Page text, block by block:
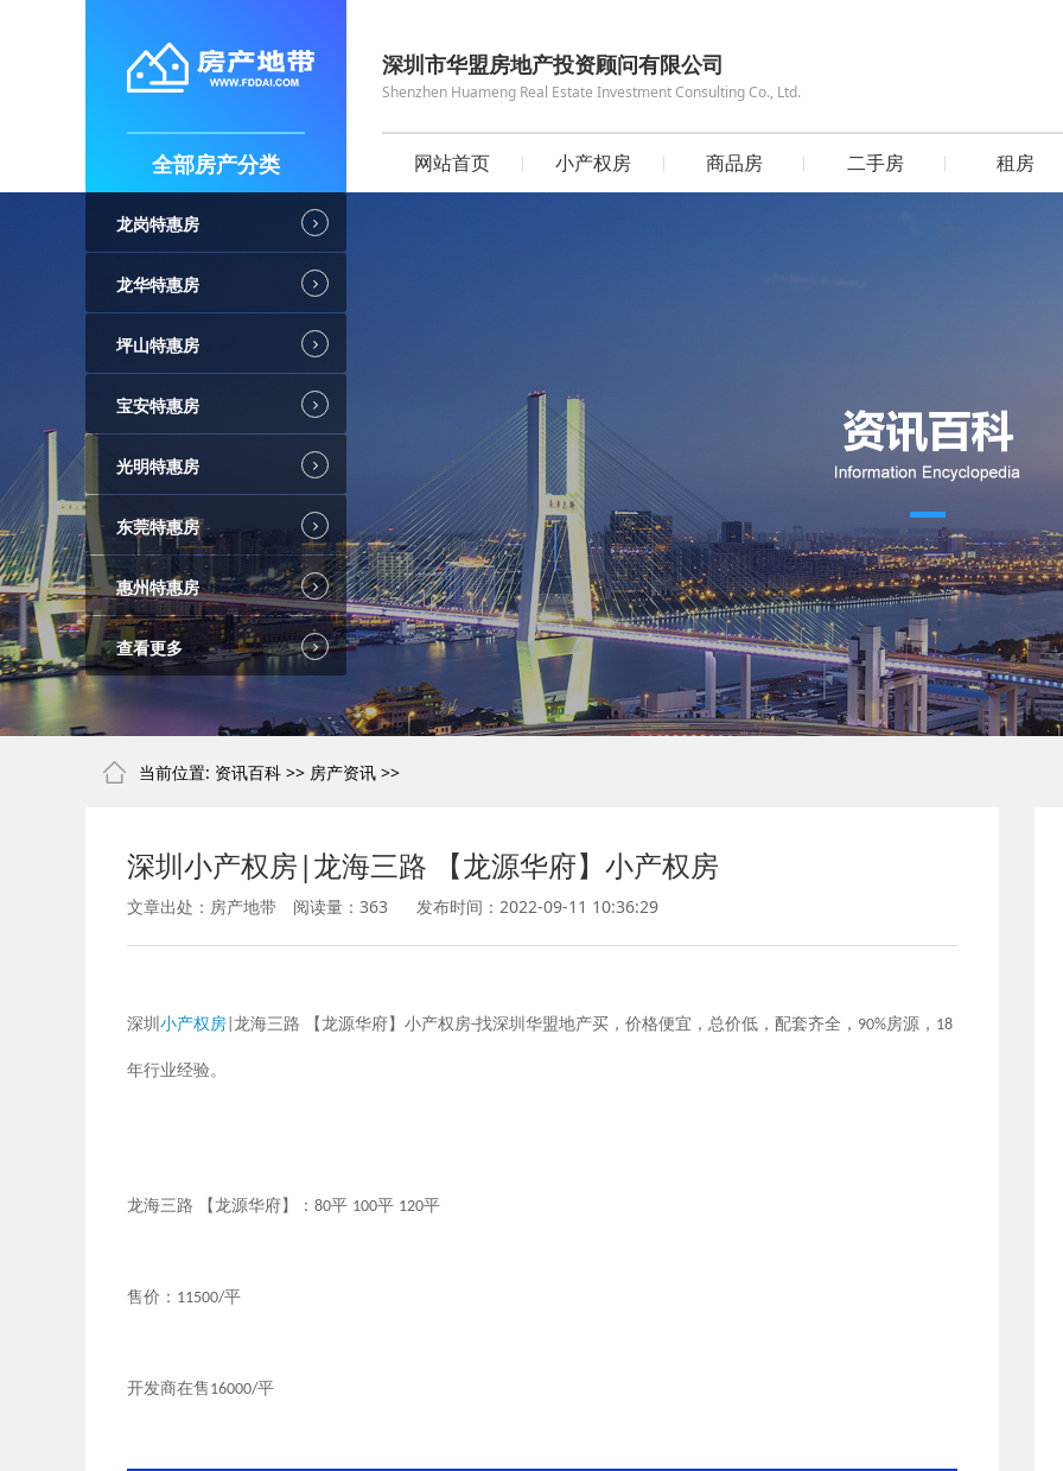
全部房产分类
龙岗特惠房
龙华特惠房
坪山特惠房
宝安特惠房
光明特惠房
东莞特惠房
惠州特惠房
查看更多
深圳市华盟房地产投资顾问有限公司
Shenzhen Huameng Real Estate Investment Consulting Co., Ltd.
网站首页 小产权房 商品房 二手房 租房
当前位置: 资讯百科 >> 房产资讯 >>
深圳小产权房|龙海三路 【龙源华府】小产权房
文章出处：房产地带 阅读量： 363 发布时间：2022-09-11 10:36:29
深圳 小产权房 龙海三路 【龙源华府】小产权房-找深圳华盟地产买，价格便宜，总价低，配套齐全， 90%房源， 18
年行业经验。
龙海三路 【龙源华府】： 80平 100平 120平
售价： 11500/平
开发商在售 16000/平